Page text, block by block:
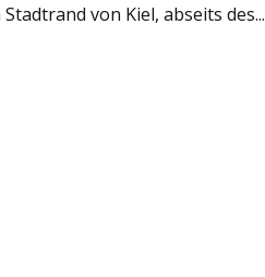
von Kiel, abseits des...